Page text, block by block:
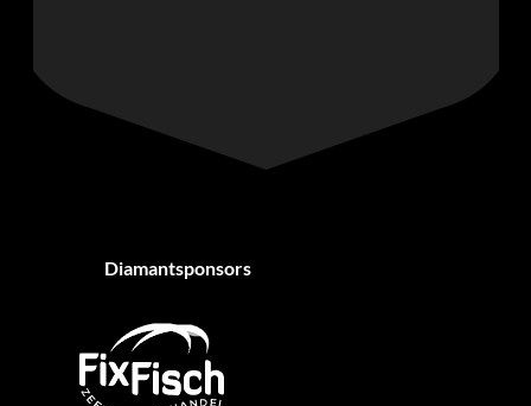
Diamantsponsors